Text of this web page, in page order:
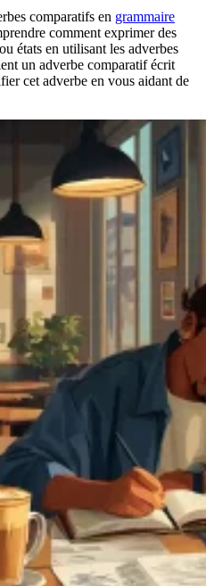
comparatifs en grammaire
comment exprimer des
états en utilisant les adverbes
un adverbe comparatif écrit
cet adverbe en vous aidant de